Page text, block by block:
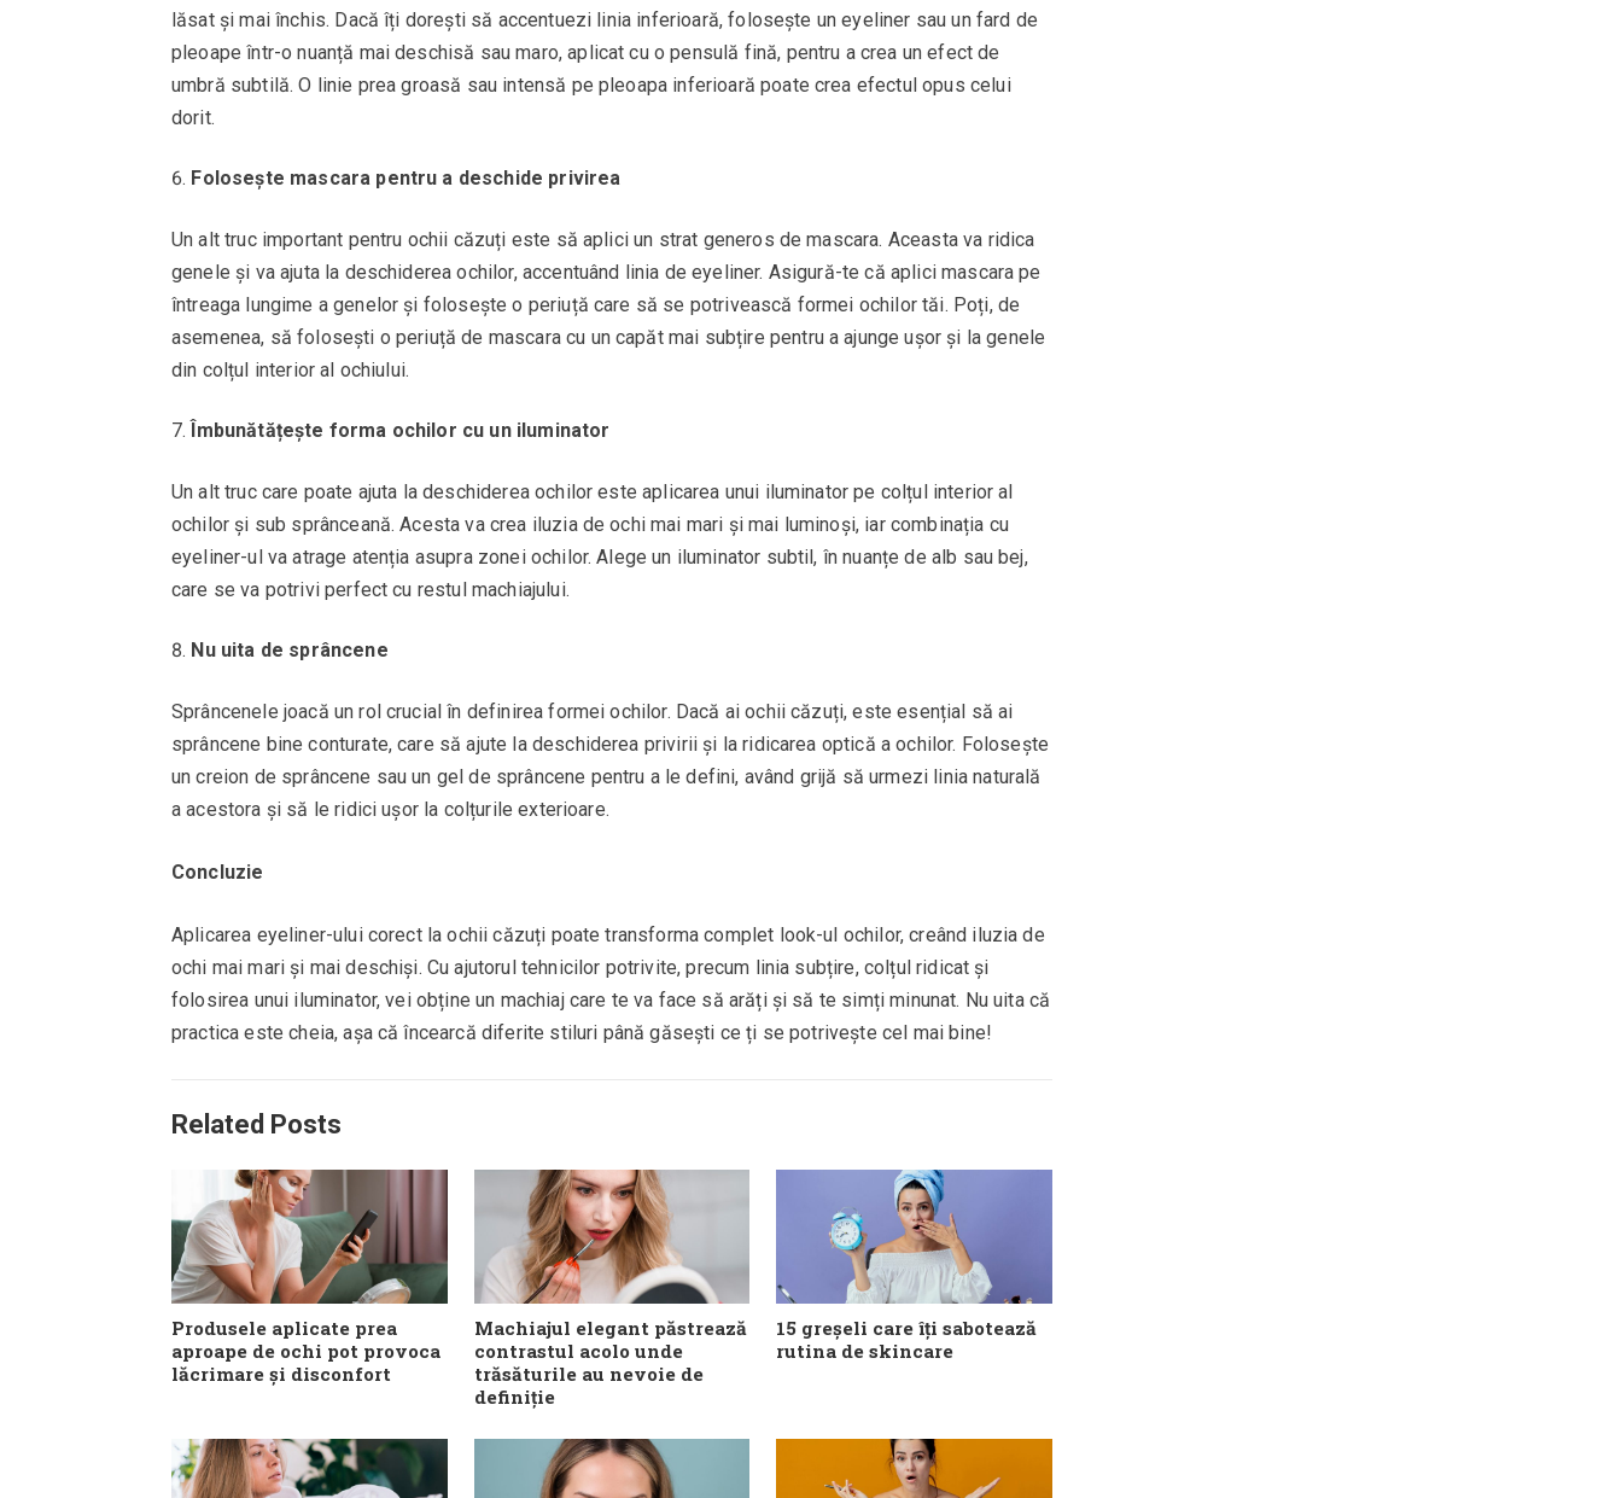
lăsat și mai închis. Dacă îți dorești să accentuezi linia inferioară, folosește un eyeliner sau un fard de
pleoape într-o nuanță mai deschisă sau maro, aplicat cu o pensulă fină, pentru a crea un efect de
umbră subtilă. O linie prea groasă sau intensă pe pleoapa inferioară poate crea efectul opus celui
dorit.
Folosește mascara pentru a deschide privirea
Un alt truc important pentru ochii căzuți este să aplici un strat generos de mascara. Aceasta va ridica
genele și va ajuta la deschiderea ochilor, accentuând linia de eyeliner. Asigură-te că aplici mascara pe
întreaga lungime a genelor și folosește o periuță care să se potrivească formei ochilor tăi. Poți, de
asemenea, să folosești o periuță de mascara cu un capăt mai subțire pentru a ajunge ușor și la genele
din colțul interior al ochiului.
Îmbunătățește forma ochilor cu un iluminator
Un alt truc care poate ajuta la deschiderea ochilor este aplicarea unui iluminator pe colțul interior al
ochilor și sub sprânceană. Acesta va crea iluzia de ochi mai mari și mai luminoși, iar combinația cu
eyeliner-ul va atrage atenția asupra zonei ochilor. Alege un iluminator subtil, în nuanțe de alb sau bej,
care se va potrivi perfect cu restul machiajului.
Nu uita de sprâncene
Sprâncenele joacă un rol crucial în definirea formei ochilor. Dacă ai ochii căzuți, este esențial să ai
sprâncene bine conturate, care să ajute la deschiderea privirii și la ridicarea optică a ochilor. Folosește
un creion de sprâncene sau un gel de sprâncene pentru a le defini, având grijă să urmezi linia naturală
a acestora și să le ridici ușor la colțurile exterioare.
Concluzie
Aplicarea eyeliner-ului corect la ochii căzuți poate transforma complet look-ul ochilor, creând iluzia de
ochi mai mari și mai deschiși. Cu ajutorul tehnicilor potrivite, precum linia subțire, colțul ridicat și
folosirea unui iluminator, vei obține un machiaj care te va face să arăți și să te simți minunat. Nu uita că
practica este cheia, așa că încearcă diferite stiluri până găsești ce ți se potrivește cel mai bine!
Related Posts
Produsele aplicate prea
aproape de ochi pot provoca
lăcrimare și disconfort
Machiajul elegant păstrează
contrastul acolo unde
trăsăturile au nevoie de
definiție
15 greșeli care îți sabotează
rutina de skincare